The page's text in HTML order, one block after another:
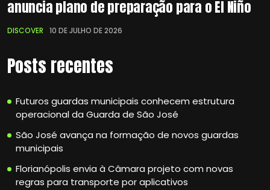
anuncia plano de preparação para o El Niño
DISCOVER 10 DE JULHO DE 2026
Posts recentes
Futuros guardas municipais conhecem estrutura
operacional da Guarda de São José
São José avança na formação de novos guardas
municipais
Florianópolis envia à Câmara projeto com novas
regras para transporte por aplicativos